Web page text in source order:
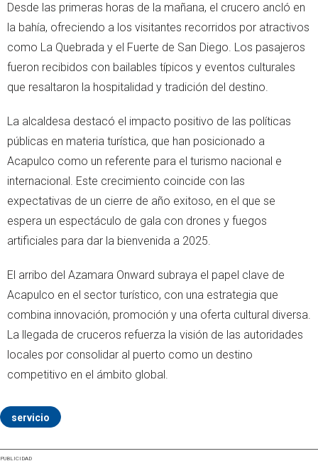
Desde las primeras horas de la mañana, el crucero ancló en
la bahía, ofreciendo a los visitantes recorridos por atractivos
como La Quebrada y el Fuerte de San Diego. Los pasajeros
fueron recibidos con bailables típicos y eventos culturales
que resaltaron la hospitalidad y tradición del destino.
La alcaldesa destacó el impacto positivo de las políticas
públicas en materia turística, que han posicionado a
Acapulco como un referente para el turismo nacional e
internacional. Este crecimiento coincide con las
expectativas de un cierre de año exitoso, en el que se
espera un espectáculo de gala con drones y fuegos
artificiales para dar la bienvenida a 2025.
El arribo del Azamara Onward subraya el papel clave de
Acapulco en el sector turístico, con una estrategia que
combina innovación, promoción y una oferta cultural diversa.
La llegada de cruceros refuerza la visión de las autoridades
locales por consolidar al puerto como un destino
competitivo en el ámbito global.
servicio
PUBLICIDAD